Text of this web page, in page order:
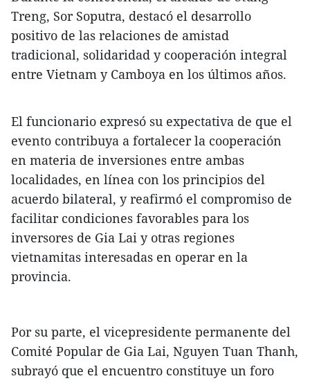
Treng, Sor Soputra, destacó el desarrollo
positivo de las relaciones de amistad
tradicional, solidaridad y cooperación integral
entre Vietnam y Camboya en los últimos años.
El funcionario expresó su expectativa de que el
evento contribuya a fortalecer la cooperación
en materia de inversiones entre ambas
localidades, en línea con los principios del
acuerdo bilateral, y reafirmó el compromiso de
facilitar condiciones favorables para los
inversores de Gia Lai y otras regiones
vietnamitas interesadas en operar en la
provincia.
Por su parte, el vicepresidente permanente del
Comité Popular de Gia Lai, Nguyen Tuan Thanh,
subrayó que el encuentro constituye un foro